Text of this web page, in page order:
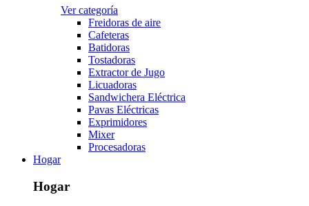
Ver categoría
Freidoras de aire
Cafeteras
Batidoras
Tostadoras
Extractor de Jugo
Licuadoras
Sandwichera Eléctrica
Pavas Eléctricas
Exprimidores
Mixer
Procesadoras
Hogar
Hogar